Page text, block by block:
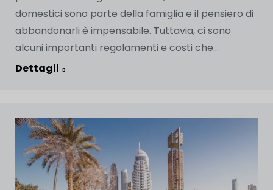
domestici sono parte della famiglia e il pensiero di
abbandonarli è impensabile. Tuttavia, ci sono
alcuni importanti regolamenti e costi che...
Dettagli